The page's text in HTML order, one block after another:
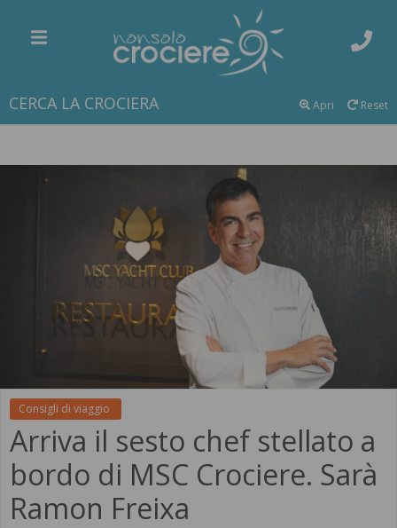
CERCA LA CROCIERA Reset
Apri
Consigli di viaggio
Arriva il sesto chef stellato a
bordo di MSC Crociere. Sarà
Ramon Freixa